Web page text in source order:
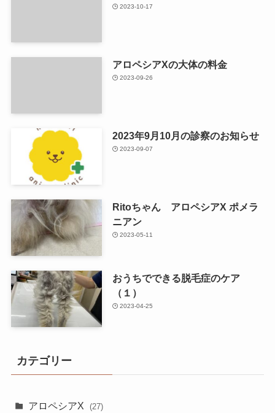
2023-10-17
アロペシアXの大体の料金
2023-09-26
2023年9月10月の診察のお知らせ
2023-09-07
Ritoちゃん アロペシアX ポメラ
ニアン
2023-05-11
おうちでできる脱毛症のケア
（１）
2023-04-25
カテゴリー
アロペシアX (27)